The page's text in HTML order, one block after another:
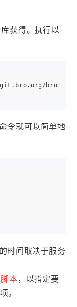
获得。执行以
令就可以简单地
时间取决于服务
脚本，以指定要
。